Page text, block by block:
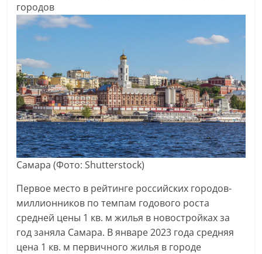
городов
Самара(Фото: Shutterstock)
Первое место в рейтинге российских городов-
миллионников по темпам годового роста
средней цены 1 кв. м жилья в новостройках за
год заняла Самара. В январе 2023 года средняя
цена 1 кв. м первичного жилья в городе